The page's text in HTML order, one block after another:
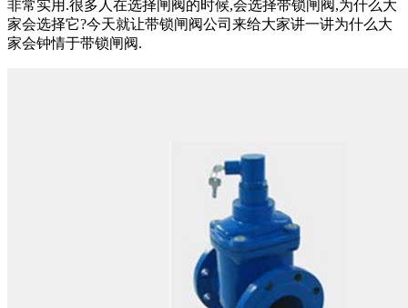
非常实用.很多人在选择闸阀的时候,会选择带锁闸阀,为什么大
家会选择它?今天就让带锁闸阀公司来给大家讲一讲为什么大
家会钟情于带锁闸阀.